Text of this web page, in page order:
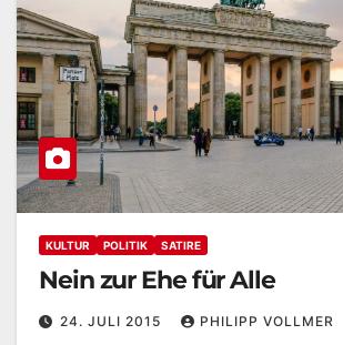
KULTUR POLITIK SATIRE
Nein zur Ehe für Alle
24. JULI 2015 PHILIPP VOLLMER